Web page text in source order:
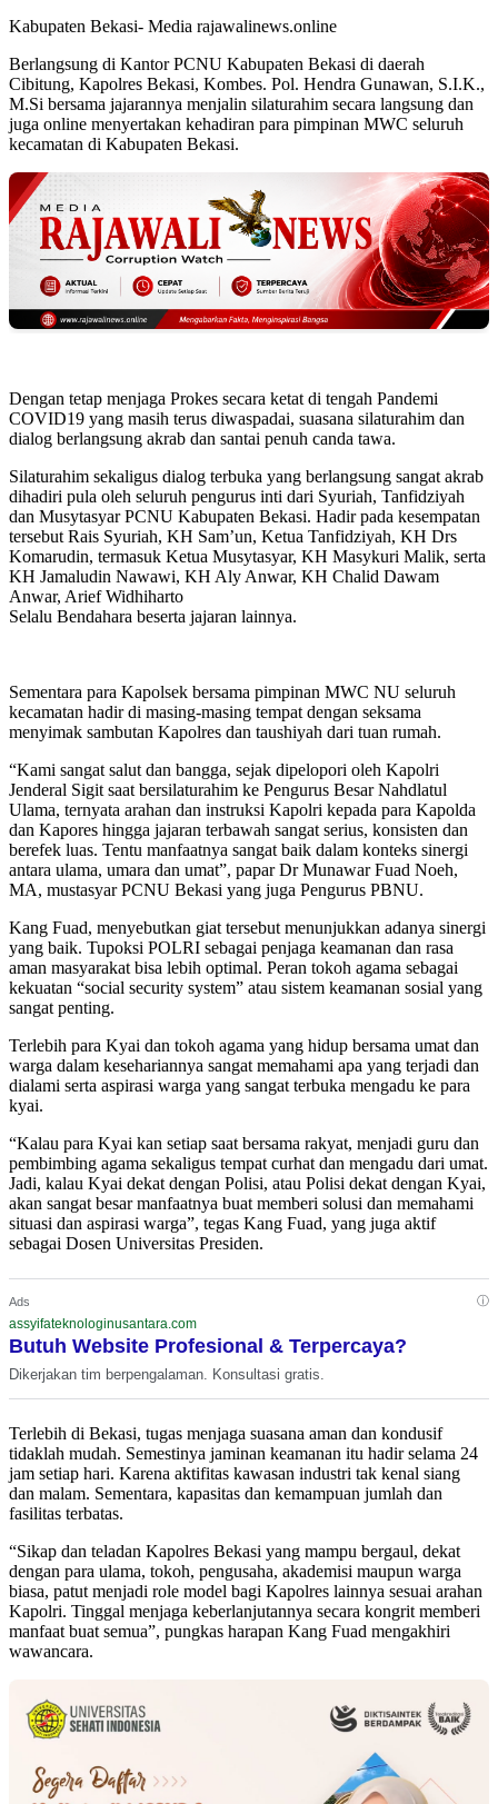
Kabupaten Bekasi- Media rajawalinews.online
Berlangsung di Kantor PCNU Kabupaten Bekasi di daerah
Cibitung, Kapolres Bekasi, Kombes. Pol. Hendra Gunawan, S.I.K.,
M.Si bersama jajarannya menjalin silaturahim secara langsung dan
juga online menyertakan kehadiran para pimpinan MWC seluruh
kecamatan di Kabupaten Bekasi.
Dengan tetap menjaga Prokes secara ketat di tengah Pandemi
COVID19 yang masih terus diwaspadai, suasana silaturahim dan
dialog berlangsung akrab dan santai penuh canda tawa.
Silaturahim sekaligus dialog terbuka yang berlangsung sangat akrab
dihadiri pula oleh seluruh pengurus inti dari Syuriah, Tanfidziyah
dan Musytasyar PCNU Kabupaten Bekasi. Hadir pada kesempatan
tersebut Rais Syuriah, KH Sam’un, Ketua Tanfidziyah, KH Drs
Komarudin, termasuk Ketua Musytasyar, KH Masykuri Malik, serta
KH Jamaludin Nawawi, KH Aly Anwar, KH Chalid Dawam
Anwar, Arief Widhiharto
Selalu Bendahara beserta jajaran lainnya.
Sementara para Kapolsek bersama pimpinan MWC NU seluruh
kecamatan hadir di masing-masing tempat dengan seksama
menyimak sambutan Kapolres dan taushiyah dari tuan rumah.
“Kami sangat salut dan bangga, sejak dipelopori oleh Kapolri
Jenderal Sigit saat bersilaturahim ke Pengurus Besar Nahdlatul
Ulama, ternyata arahan dan instruksi Kapolri kepada para Kapolda
dan Kapores hingga jajaran terbawah sangat serius, konsisten dan
berefek luas. Tentu manfaatnya sangat baik dalam konteks sinergi
antara ulama, umara dan umat”, papar Dr Munawar Fuad Noeh,
MA, mustasyar PCNU Bekasi yang juga Pengurus PBNU.
Kang Fuad, menyebutkan giat tersebut menunjukkan adanya sinergi
yang baik. Tupoksi POLRI sebagai penjaga keamanan dan rasa
aman masyarakat bisa lebih optimal. Peran tokoh agama sebagai
kekuatan “social security system” atau sistem keamanan sosial yang
sangat penting.
Terlebih para Kyai dan tokoh agama yang hidup bersama umat dan
warga dalam kesehariannya sangat memahami apa yang terjadi dan
dialami serta aspirasi warga yang sangat terbuka mengadu ke para
kyai.
“Kalau para Kyai kan setiap saat bersama rakyat, menjadi guru dan
pembimbing agama sekaligus tempat curhat dan mengadu dari umat.
Jadi, kalau Kyai dekat dengan Polisi, atau Polisi dekat dengan Kyai,
akan sangat besar manfaatnya buat memberi solusi dan memahami
situasi dan aspirasi warga”, tegas Kang Fuad, yang juga aktif
sebagai Dosen Universitas Presiden.
Ads ⓘ
assyifateknologinusantara.com
Butuh Website Profesional & Terpercaya?
Dikerjakan tim berpengalaman. Konsultasi gratis.
Terlebih di Bekasi, tugas menjaga suasana aman dan kondusif
tidaklah mudah. Semestinya jaminan keamanan itu hadir selama 24
jam setiap hari. Karena aktifitas kawasan industri tak kenal siang
dan malam. Sementara, kapasitas dan kemampuan jumlah dan
fasilitas terbatas.
“Sikap dan teladan Kapolres Bekasi yang mampu bergaul, dekat
dengan para ulama, tokoh, pengusaha, akademisi maupun warga
biasa, patut menjadi role model bagi Kapolres lainnya sesuai arahan
Kapolri. Tinggal menjaga keberlanjutannya secara kongrit memberi
manfaat buat semua”, pungkas harapan Kang Fuad mengakhiri
wawancara.